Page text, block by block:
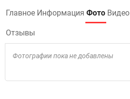
Главное Информация Фото Видео
Отзывы
Фотографии пока не добавлены